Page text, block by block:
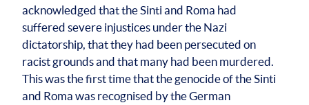
acknowledged that the Sinti and Roma had
suffered severe injustices under the Nazi
dictatorship, that they had been persecuted on
racist grounds and that many had been murdered.
This was the first time that the genocide of the Sinti
and Roma was recognised by the German